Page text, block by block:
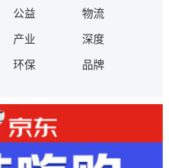
公益 物流
产业 深度
环保 品牌